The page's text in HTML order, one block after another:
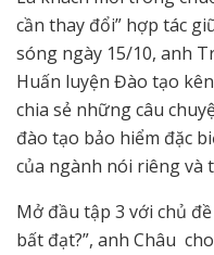
cần thay đổi” hợp tác
sóng ngày 15/10, anh
Huấn luyện Đào tạo
chia sẻ những câu
đào tạo bảo hiểm đặc
của ngành nói riêng và
Mở đầu tập 3 với chủ
bất đạt?”, anh Châu